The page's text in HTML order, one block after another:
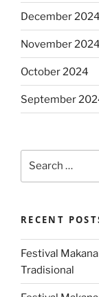
December 2024
November 2024
October 2024
September
RECENT
Festival
Tradisional